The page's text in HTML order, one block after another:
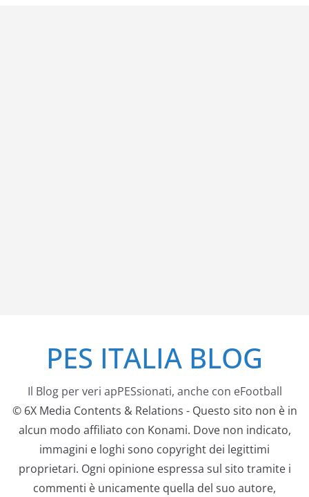
contenutoPES ITALIA BLOG
Il Blog per veri apPESsionati, anche con eFootball
© 6X Media Contents & Relations - Questo sito non è in
alcun modo affiliato con Konami. Dove non indicato,
immagini e loghi sono copyright dei legittimi
proprietari. Ogni opinione espressa sul sito tramite i
commenti è unicamente quella del suo autore,